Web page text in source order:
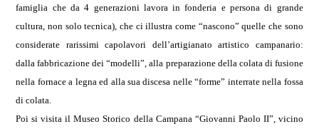
famiglia che da 4 generazioni lavora in fonderia e persona di grande
cultura, non solo tecnica), che ci illustra come “nascono” quelle che sono
considerate rarissimi capolavori dell’artigianato artistico campanario:
dalla fabbricazione dei “modelli”, alla preparazione della colata di fusione
nella fornace a legna ed alla sua discesa nelle “forme” interrate nella fossa
di colata.
Poi si visita il Museo Storico della Campana “Giovanni Paolo II”, vicino